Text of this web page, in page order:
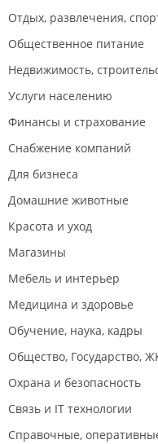
Отдых, развлечения,
Общественное питание
Недвижимость,
Услуги населению
Финансы и страхование
Снабжение компаний
Для бизнеса
Домашние животные
Красота и уход
Магазины
Мебель и интерьер
Медицина и здоровье
Обучение, наука, кадры
Общество, Государство,
Охрана и безопасность
Связь и IT технологии
Справочные,